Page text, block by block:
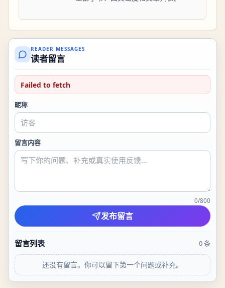
READER MESSAGES
读者留言
Failed to fetch
昵称
留言内容
0/800
发布留言
留言列表 0条
还没有留言。你可以留下第一个问题或补充。